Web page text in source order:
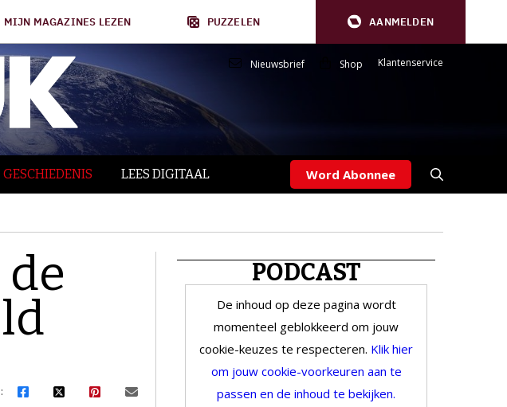
MIJN MAGAZINES LEZEN PUZZELEN AANMELDEN
Nieuwsbrief Shop Klantenservice
GESCHIEDENIS LEES DIGITAAL Word Abonnee
PODCAST
De inhoud op deze pagina wordt
momenteel geblokkeerd om jouw
cookie-keuzes te respecteren. Klik hier
om jouw cookie-voorkeuren aan te
passen en de inhoud te bekijken.